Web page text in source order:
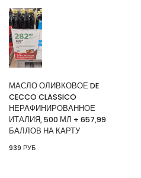
МАСЛО ОЛИВКОВОЕ DE
CECCO CLASSICO
НЕРАФИНИРОВАННОЕ
ИТАЛИЯ, 500 МЛ + 657,99
БАЛЛОВ НА КАРТУ
939 РУБ